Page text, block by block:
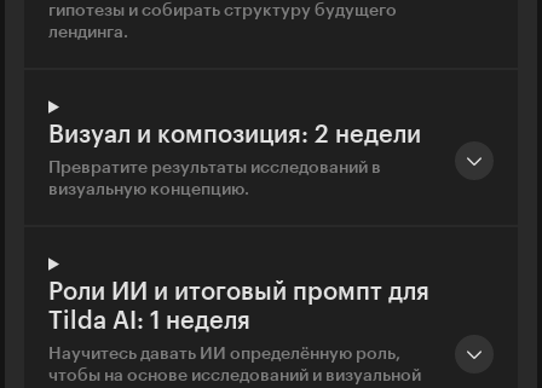
гипотезы и собирать структуру будущего
лендинга.
Визуал и композиция: 2 недели
Превратите результаты исследований в
визуальную концепцию.
Роли ИИ и итоговый промпт для
Tilda AI: 1 неделя
Научитесь давать ИИ определённую роль,
чтобы на основе исследований и визуальной